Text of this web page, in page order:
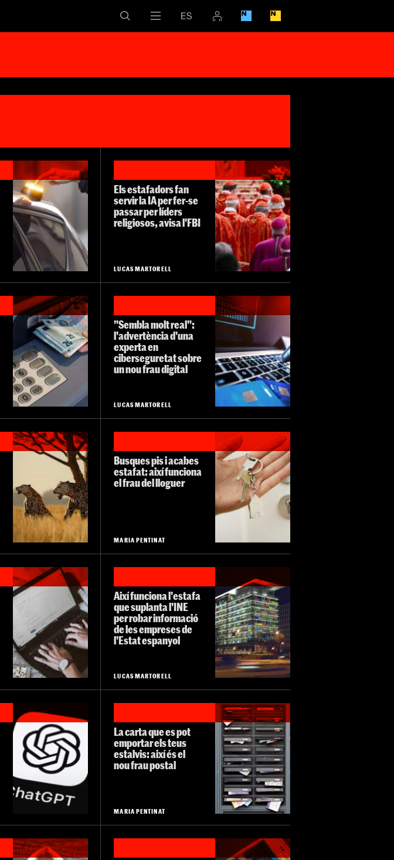
Els estafadors fan
servir la IA per fer-se
passar per líders
religiosos, avisa l'FBI
LUCAS MARTORELL
"Sembla molt real":
l'advertència d'una
experta en
ciberseguretat sobre
un nou frau digital
LUCAS MARTORELL
Busques pis i acabes
estafat: així funciona
el frau del lloguer
MARIA PENTINAT
Així funciona l'estafa
que suplanta l'INE
per robar informació
de les empreses de
l'Estat espanyol
LUCAS MARTORELL
La carta que es pot
emportar els teus
estalvis: així és el
nou frau postal
MARIA PENTINAT